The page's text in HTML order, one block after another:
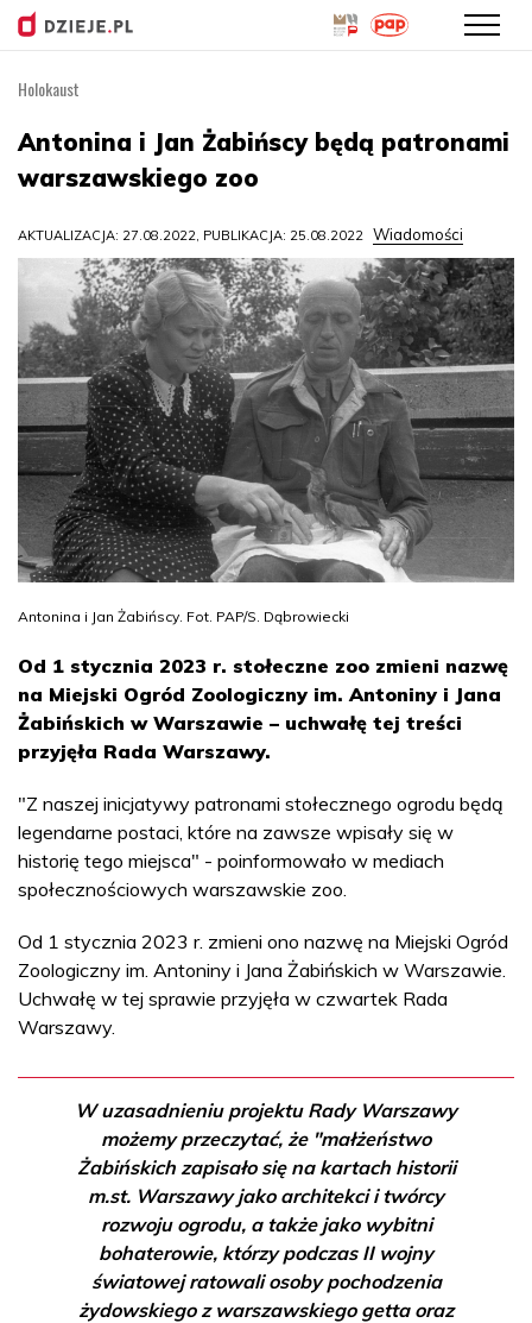
treści
Holokaust
Antonina i Jan Żabińscy będą patronami
warszawskiego zoo
AKTUALIZACJA: 27.08.2022, PUBLIKACJA: 25.08.2022 Wiadomości
Antonina i Jan Żabińscy. Fot. PAP/S. Dąbrowiecki
Od 1 stycznia 2023 r. stołeczne zoo zmieni nazwę
na Miejski Ogród Zoologiczny im. Antoniny i Jana
Żabińskich w Warszawie – uchwałę tej treści
przyjęła Rada Warszawy.
"Z naszej inicjatywy patronami stołecznego ogrodu będą
legendarne postaci, które na zawsze wpisały się w
historię tego miejsca" - poinformowało w mediach
społecznościowych warszawskie zoo.
Od 1 stycznia 2023 r. zmieni ono nazwę na Miejski Ogród
Zoologiczny im. Antoniny i Jana Żabińskich w Warszawie.
Uchwałę w tej sprawie przyjęła w czwartek Rada
Warszawy.
W uzasadnieniu projektu Rady Warszawy
możemy przeczytać, że "małżeństwo
Żabińskich zapisało się na kartach historii
m.st. Warszawy jako architekci i twórcy
rozwoju ogrodu, a także jako wybitni
bohaterowie, którzy podczas II wojny
światowej ratowali osoby pochodzenia
żydowskiego z warszawskiego getta oraz